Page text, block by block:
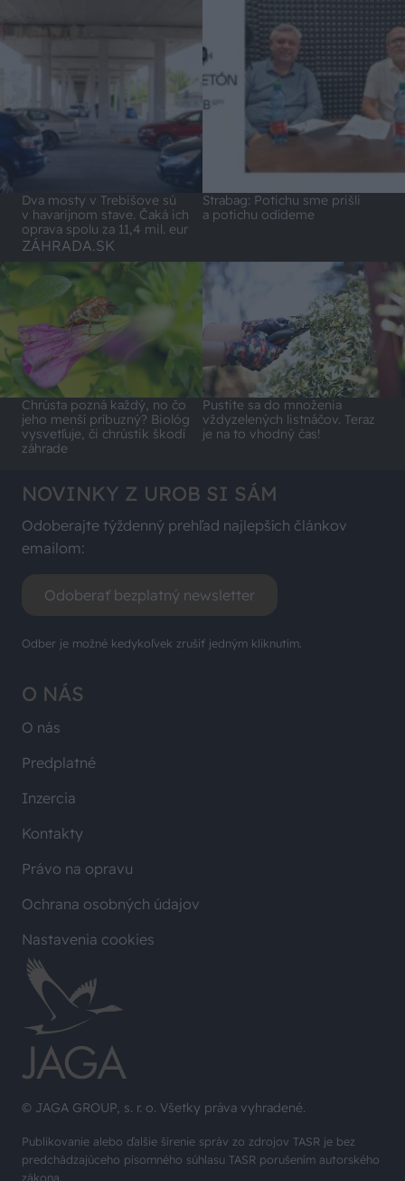
Dva mosty v Trebišove sú
v havarijnom stave. Čaká ich
oprava spolu za 11,4 mil. eur
Strabag: Potichu sme prišli
a potichu odídeme
ZÁHRADA.SK
Chrústa pozná každý, no čo
jeho menší príbuzný? Biológ
vysvetľuje, či chrústik škodí
záhrade
Pustite sa do množenia
vždyzelených listnáčov. Teraz
je na to vhodný čas!
© JAGA GROUP, s. r. o. Všetky práva vyhradené.
Publikovanie alebo ďalšie šírenie správ zo zdrojov TASR je bez
predchádzajúceho písomného súhlasu TASR porušením autorského
zákona.
O NÁS
O nás
Predplatné
Inzercia
Kontakty
Právo na opravu
Ochrana osobných údajov
Nastavenia cookies
NOVINKY Z UROB SI SÁM
Odoberajte týždenný prehľad najlepších článkov
emailom:
Odoberať bezplatný newsletter
Odber je možné kedykoľvek zrušiť jedným kliknutím.